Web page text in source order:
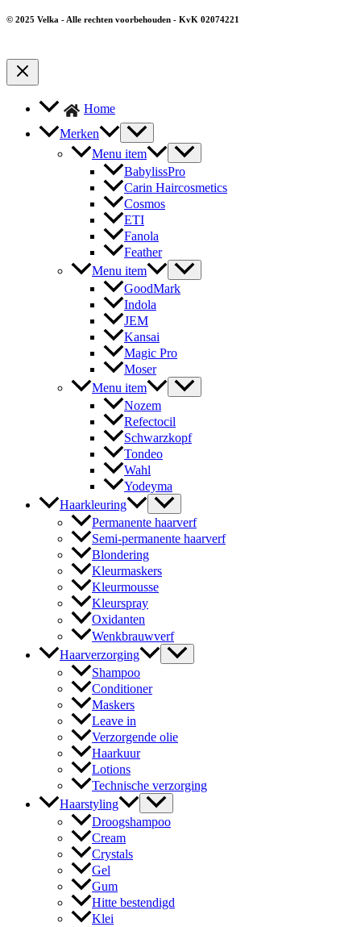
© 2025 Velka - Alle rechten voorbehouden - KvK 02074221
Home
Merken
Menu item
BabylissPro
Carin Haircosmetics
Cosmos
ETI
Fanola
Feather
Menu item
GoodMark
Indola
JEM
Kansai
Magic Pro
Moser
Menu item
Nozem
Refectocil
Schwarzkopf
Tondeo
Wahl
Yodeyma
Haarkleuring
Permanente haarverf
Semi-permanente haarverf
Blondering
Kleurmaskers
Kleurmousse
Kleurspray
Oxidanten
Wenkbrauwverf
Haarverzorging
Shampoo
Conditioner
Maskers
Leave in
Verzorgende olie
Haarkuur
Lotions
Technische verzorging
Haarstyling
Droogshampoo
Cream
Crystals
Gel
Gum
Hitte bestendigd
Klei